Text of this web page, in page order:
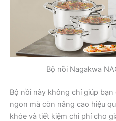
Bộ nồi Nagakwa
Bộ nồi này không chỉ giúp
ngon mà còn nâng cao hiệu
khỏe và tiết kiệm chi phí cho